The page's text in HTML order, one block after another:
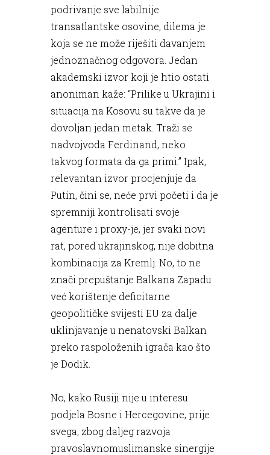
podrivanje sve labilnije
transatlantske osovine, dilema je
koja se ne može riješiti davanjem
jednoznačnog odgovora. Jedan
akademski izvor koji je htio ostati
anoniman kaže: “Prilike u Ukrajini i
situacija na Kosovu su takve da je
dovoljan jedan metak. Traži se
nadvojvoda Ferdinand, neko
takvog formata da ga primi.” Ipak,
relevantan izvor procjenjuje da
Putin, čini se, neće prvi početi i da je
spremniji kontrolisati svoje
agenture i proxy-je, jer svaki novi
rat, pored ukrajinskog, nije dobitna
kombinacija za Kremlj. No, to ne
znači prepuštanje Balkana Zapadu
već korištenje deficitarne
geopolitičke svijesti EU za dalje
uklinjavanje u nenatovski Balkan
preko raspoloženih igrača kao što
je Dodik.
No, kako Rusiji nije u interesu
podjela Bosne i Hercegovine, prije
svega, zbog daljeg razvoja
pravoslavnomuslimanske sinergije